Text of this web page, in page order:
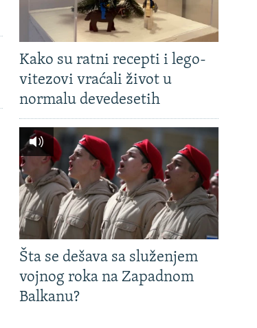
Kako su ratni recepti i lego-
vitezovi vraćali život u
normalu devedesetih
Šta se dešava sa služenjem
vojnog roka na Zapadnom
Balkanu?